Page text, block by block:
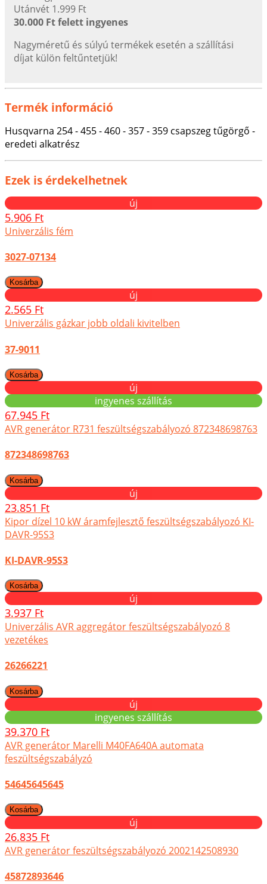
Utánvét 1.999 Ft
30.000 Ft felett ingyenes
Nagyméretű és súlyú termékek esetén a szállítási
díjat külön feltűntetjük!
Termék információ
Husqvarna 254 - 455 - 460 - 357 - 359 csapszeg tűgörgő -
eredeti alkatrész
Ezek is érdekelhetnek
új
5.906 Ft
Univerzális fém
3027-07134
új
2.565 Ft
Univerzális gázkar jobb oldali kivitelben
37-9011
új
ingyenes szállítás
67.945 Ft
AVR generátor R731 feszültségszabályozó 872348698763
872348698763
új
23.851 Ft
Kipor dízel 10 kW áramfejlesztő feszültségszabályozó KI-
DAVR-95S3
KI-DAVR-95S3
új
3.937 Ft
Univerzális AVR aggregátor feszültségszabályozó 8
vezetékes
26266221
új
ingyenes szállítás
39.370 Ft
AVR generátor Marelli M40FA640A automata
feszültségszabályzó
54645645645
új
26.835 Ft
AVR generátor feszültségszabályozó 2002142508930
45872893646